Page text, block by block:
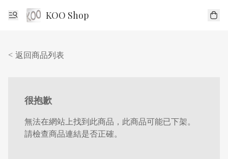
KOO Shop
< 返回商品列表
很抱歉
無法在網站上找到此商品，此商品可能已下架。
請檢查商品連結是否正確。